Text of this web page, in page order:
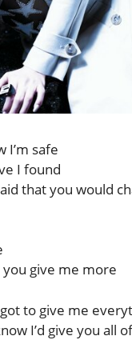
I’m safe
I found
that you would
you give me more
to give me
I’d give you all